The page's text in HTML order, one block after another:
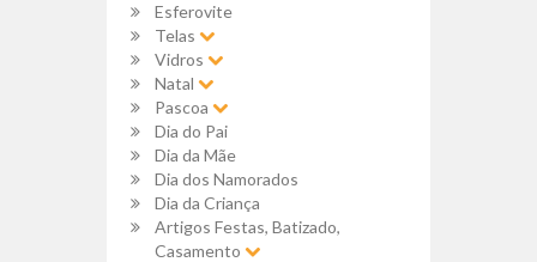
Esferovite
Telas
Vidros
Natal
Pascoa
Dia do Pai
Dia da Mãe
Dia dos Namorados
Dia da Criança
Artigos Festas, Batizado,
Casamento